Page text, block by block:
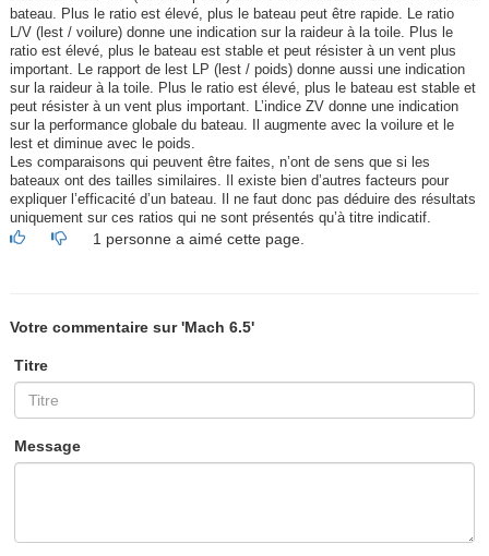
bateau. Plus le ratio est élevé, plus le bateau peut être rapide. Le ratio
L/V (lest / voilure) donne une indication sur la raideur à la toile. Plus le
ratio est élevé, plus le bateau est stable et peut résister à un vent plus
important. Le rapport de lest LP (lest / poids) donne aussi une indication
sur la raideur à la toile. Plus le ratio est élevé, plus le bateau est stable et
peut résister à un vent plus important. L’indice ZV donne une indication
sur la performance globale du bateau. Il augmente avec la voilure et le
lest et diminue avec le poids.
Les comparaisons qui peuvent être faites, n’ont de sens que si les
bateaux ont des tailles similaires. Il existe bien d’autres facteurs pour
expliquer l’efficacité d’un bateau. Il ne faut donc pas déduire des résultats
uniquement sur ces ratios qui ne sont présentés qu’à titre indicatif.
1 personne a aimé cette page.
Votre commentaire sur 'Mach 6.5'
Titre
Message